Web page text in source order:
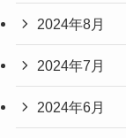
2024年8月
2024年7月
2024年6月